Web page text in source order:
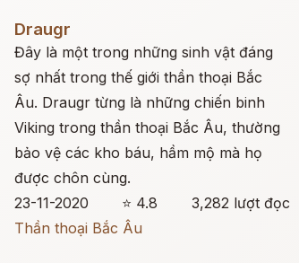
Draugr
Đây là một trong những sinh vật đáng
sợ nhất trong thế giới thần thoại Bắc
Âu. Draugr từng là những chiến binh
Viking trong thần thoại Bắc Âu, thường
bảo vệ các kho báu, hầm mộ mà họ
được chôn cùng.
23-11-2020
⭐ 4.8
3,282 lượt đọc
Thần thoại Bắc Âu